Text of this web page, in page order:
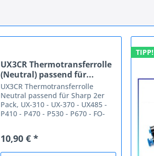
UX3CR Thermotransferrolle
(Neutral) passend für...
UX3CR Thermotransferrolle
Neutral passend für Sharp 2er
Pack, UX-310 - UX-370 - UX485 -
P410 - P470 - P530 - P670 - FO-
Pack. Passende Geräte: Sharp
FO-720 FO-730 FO-740...
10,90 € *
TIPP!